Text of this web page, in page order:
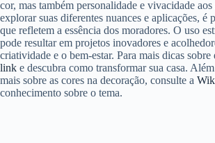
cor, mas também personalidade e vivacidade
explorar suas diferentes nuances e aplicações, é
que refletem a essência dos moradores. O uso
pode resultar em projetos inovadores e
criatividade e o bem-estar. Para mais dicas sobre
link e descubra como transformar sua casa.
mais sobre as cores na decoração, consulte a
conhecimento sobre o tema.